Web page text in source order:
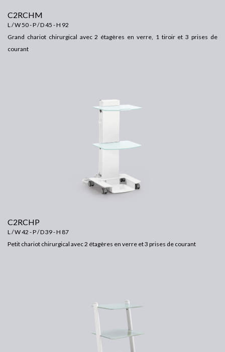
C2RCHM
L / W 50 - P / D 45 - H 92
Grand chariot chirurgical avec 2 étagères en verre, 1 tiroir et 3 prises de
courant
C2RCHP
L / W 42 - P / D 39 - H 87
Petit chariot chirurgical avec 2 étagères en verre et 3 prises de courant